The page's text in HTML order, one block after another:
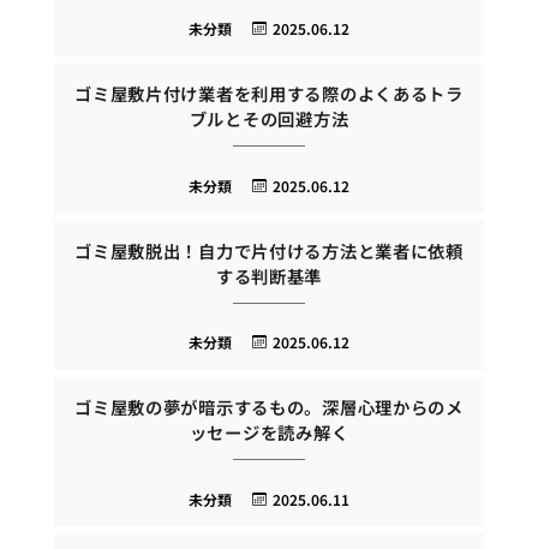
2025.06.12
未分類
ゴミ屋敷片付け業者を利用する際のよくあるトラ
ブルとその回避方法
2025.06.12
未分類
ゴミ屋敷脱出！自力で片付ける方法と業者に依頼
する判断基準
2025.06.12
未分類
ゴミ屋敷の夢が暗示するもの。深層心理からのメ
ッセージを読み解く
2025.06.11
未分類